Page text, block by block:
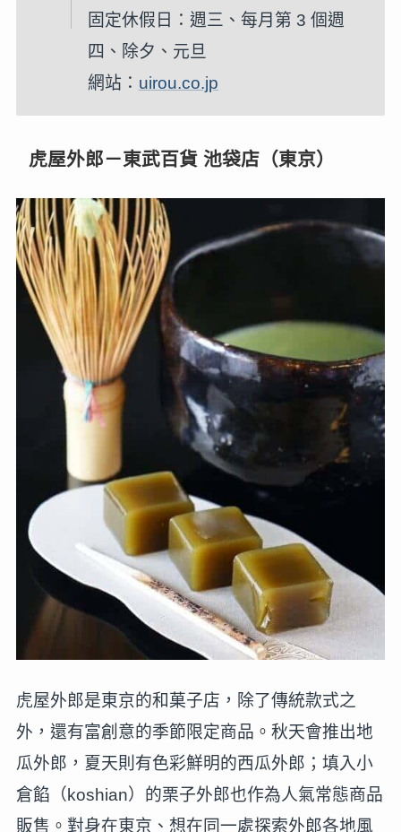
固定休假日：週三、每月第 3 個週
四、除夕、元旦
網站： uirou.co.jp
虎屋外郎－東武百貨 池袋店（東京）
虎屋外郎是東京的和菓子店，除了傳統款式之
外，還有富創意的季節限定商品。秋天會推出地
瓜外郎，夏天則有色彩鮮明的西瓜外郎；填入小
倉餡（koshian）的栗子外郎也作為人氣常態商品
販售。對身在東京、想在同一處探索外郎各地風